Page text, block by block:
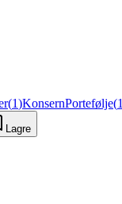
(1)KonsernPortefølje(1
Lagre